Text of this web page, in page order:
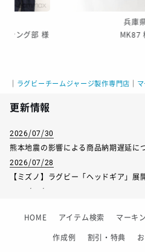
シング部 様
兵庫
MK87
ラグビーチームジャージ製作専門店
更新情報
2026/07/30
熊本地震の影響による商品納期遅延に
2026/07/28
【ミズノ】ラグビー「ヘッドギア」展
2026/07/01
2026/06/09
【アシックス】一部商品「生地の在庫
HOME アイテム検索 マーキ
作成例 割引・特典